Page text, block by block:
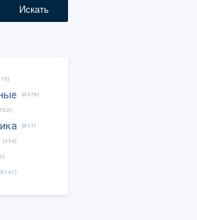
Искать
(6376)
(821)
(334)